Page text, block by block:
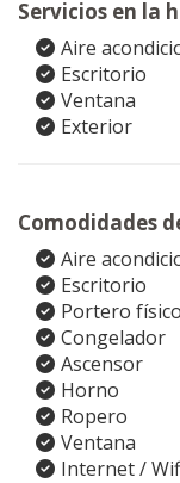
Servicios en la
Aire
Escritorio
Ventana
Exterior
Comodidades
Aire
Escritorio
Portero físico
Congelador
Ascensor
Horno
Ropero
Ventana
Internet /